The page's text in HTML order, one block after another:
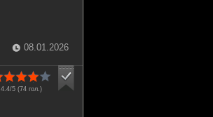
08.01.2026
4.4/5 (74 гол.)